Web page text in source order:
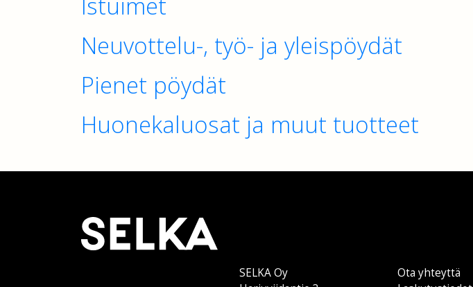
Neuvottelu-, työ- ja yleispöydät
Pienet pöydät
Huonekaluosat ja muut tuotteet
SELKA Oy
Ota yhteyttä